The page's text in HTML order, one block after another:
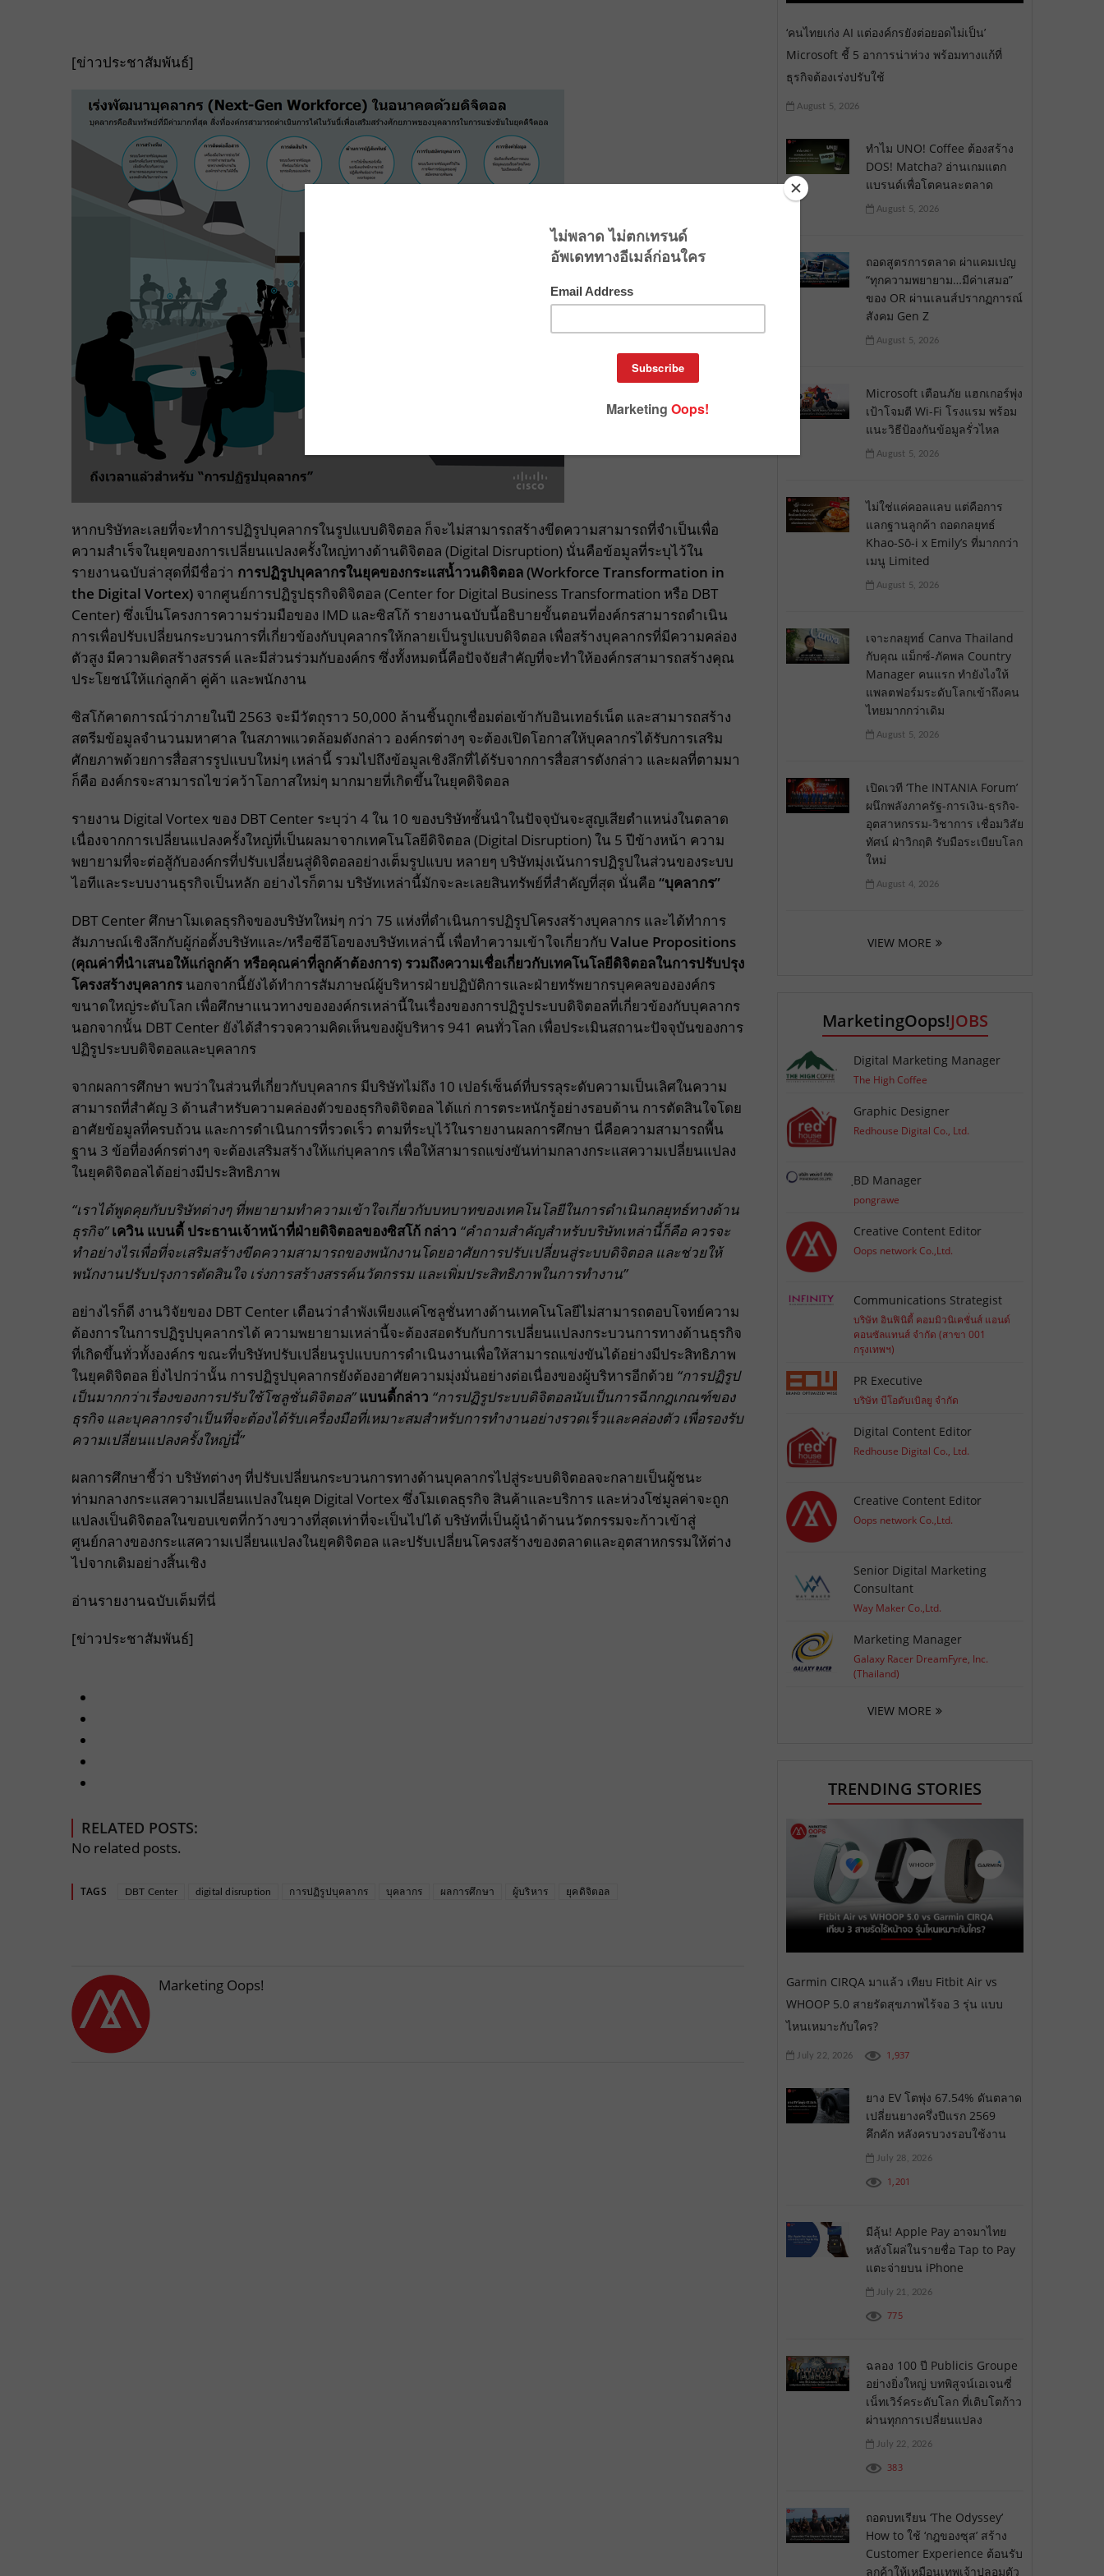
[ข่าวประชาสัมพันธ์]
หากบริษัทละเลยที่จะทำการปฏิรูปบุคลากรในรูปแบบดิจิตอล ก็จะไม่สามารถสร้างขีดความสามารถที่จำเป็นเพื่อ
ความสำเร็จในยุคของการเปลี่ยนแปลงครั้งใหญ่ทางด้านดิจิตอล (Digital Disruption) นั่นคือข้อมูลที่ระบุไว้ใน
รายงานฉบับล่าสุดที่มีชื่อว่า การปฏิรูปบุคลากรในยุคของกระแสน้ำวนดิจิตอล (Workforce Transformation in
the Digital Vortex) จากศูนย์การปฏิรูปธุรกิจดิจิตอล (Center for Digital Business Transformation หรือ DBT
Center) ซึ่งเป็นโครงการความร่วมมือของ IMD และซิสโก้ รายงานฉบับนี้อธิบายขั้นตอนที่องค์กรสามารถดำเนิน
การเพื่อปรับเปลี่ยนกระบวนการที่เกี่ยวข้องกับบุคลากรให้กลายเป็นรูปแบบดิจิตอล เพื่อสร้างบุคลากรที่มีความคล่อง
ตัวสูง มีความคิดสร้างสรรค์ และมีส่วนร่วมกับองค์กร ซึ่งทั้งหมดนี้คือปัจจัยสำคัญที่จะทำให้องค์กรสามารถสร้างคุณ
ประโยชน์ให้แก่ลูกค้า คู่ค้า และพนักงาน
ซิสโก้คาดการณ์ว่าภายในปี 2563 จะมีวัตถุราว 50,000 ล้านชิ้นถูกเชื่อมต่อเข้ากับอินเทอร์เน็ต และสามารถสร้าง
สตรีมข้อมูลจำนวนมหาศาล ในสภาพแวดล้อมดังกล่าว องค์กรต่างๆ จะต้องเปิดโอกาสให้บุคลากรได้รับการเสริม
ศักยภาพด้วยการสื่อสารรูปแบบใหม่ๆ เหล่านี้ รวมไปถึงข้อมูลเชิงลึกที่ได้รับจากการสื่อสารดังกล่าว และผลที่ตามมา
ก็คือ องค์กรจะสามารถไขว่คว้าโอกาสใหม่ๆ มากมายที่เกิดขึ้นในยุคดิจิตอล
รายงาน Digital Vortex ของ DBT Center ระบุว่า 4 ใน 10 ของบริษัทชั้นนำในปัจจุบันจะสูญเสียตำแหน่งในตลาด
เนื่องจากการเปลี่ยนแปลงครั้งใหญ่ที่เป็นผลมาจากเทคโนโลยีดิจิตอล (Digital Disruption) ใน 5 ปีข้างหน้า ความ
พยายามที่จะต่อสู้กับองค์กรที่ปรับเปลี่ยนสู่ดิจิตอลอย่างเต็มรูปแบบ หลายๆ บริษัทมุ่งเน้นการปฏิรูปในส่วนของระบบ
ไอทีและระบบงานธุรกิจเป็นหลัก อย่างไรก็ตาม บริษัทเหล่านี้มักจะละเลยสินทรัพย์ที่สำคัญที่สุด นั่นคือ “บุคลากร”
DBT Center ศึกษาโมเดลธุรกิจของบริษัทใหม่ๆ กว่า 75 แห่งที่ดำเนินการปฏิรูปโครงสร้างบุคลากร และได้ทำการ
สัมภาษณ์เชิงลึกกับผู้ก่อตั้งบริษัทและ/หรือซีอีโอของบริษัทเหล่านี้ เพื่อทำความเข้าใจเกี่ยวกับ Value Propositions
(คุณค่าที่นำเสนอให้แก่ลูกค้า หรือคุณค่าที่ลูกค้าต้องการ) รวมถึงความเชื่อเกี่ยวกับเทคโนโลยีดิจิตอลในการปรับปรุง
โครงสร้างบุคลากรนอกจากนี้ยังได้ทำการสัมภาษณ์ผู้บริหารฝ่ายปฏิบัติการและฝ่ายทรัพยากรบุคคลขององค์กร
ขนาดใหญ่ระดับโลก เพื่อศึกษาแนวทางขององค์กรเหล่านี้ในเรื่องของการปฏิรูประบบดิจิตอลที่เกี่ยวข้องกับบุคลากร
นอกจากนั้น DBT Center ยังได้สำรวจความคิดเห็นของผู้บริหาร 941 คนทั่วโลก เพื่อประเมินสถานะปัจจุบันของการ
ปฏิรูประบบดิจิตอลและบุคลากร
จากผลการศึกษา พบว่าในส่วนที่เกี่ยวกับบุคลากร มีบริษัทไม่ถึง 10 เปอร์เซ็นต์ที่บรรลุระดับความเป็นเลิศในความ
สามารถที่สำคัญ 3 ด้านสำหรับความคล่องตัวของธุรกิจดิจิตอล ได้แก่ การตระหนักรู้อย่างรอบด้าน การตัดสินใจโดย
อาศัยข้อมูลที่ครบถ้วน และการดำเนินการที่รวดเร็ว ตามที่ระบุไว้ในรายงานผลการศึกษา นี่คือความสามารถพื้น
ฐาน 3 ข้อที่องค์กรต่างๆ จะต้องเสริมสร้างให้แก่บุคลากร เพื่อให้สามารถแข่งขันท่ามกลางกระแสความเปลี่ยนแปลง
ในยุคดิจิตอลได้อย่างมีประสิทธิภาพ
“เราได้พูดคุยกับบริษัทต่างๆ ที่พยายามทำความเข้าใจเกี่ยวกับบทบาทของเทคโนโลยีในการดำเนินกลยุทธ์ทางด้าน
ธุรกิจ” เควิน แบนดี้ ประธานเจ้าหน้าที่ฝ่ายดิจิตอลของซิสโก้ กล่าว “คำถามสำคัญสำหรับบริษัทเหล่านี้ก็คือ ควรจะ
ทำอย่างไรเพื่อที่จะเสริมสร้างขีดความสามารถของพนักงานโดยอาศัยการปรับเปลี่ยนสู่ระบบดิจิตอล และช่วยให้
พนักงานปรับปรุงการตัดสินใจ เร่งการสร้างสรรค์นวัตกรรม และเพิ่มประสิทธิภาพในการทำงาน”
อย่างไรก็ดี งานวิจัยของ DBT Center เตือนว่าลำพังเพียงแค่โซลูชั่นทางด้านเทคโนโลยีไม่สามารถตอบโจทย์ความ
ต้องการในการปฏิรูปบุคลากรได้ ความพยายามเหล่านี้จะต้องสอดรับกับการเปลี่ยนแปลงกระบวนการทางด้านธุรกิจ
ที่เกิดขึ้นทั่วทั้งองค์กร ขณะที่บริษัทปรับเปลี่ยนรูปแบบการดำเนินงานเพื่อให้สามารถแข่งขันได้อย่างมีประสิทธิภาพ
ในยุคดิจิตอล ยิ่งไปกว่านั้น การปฏิรูปบุคลากรยังต้องอาศัยความมุ่งมั่นอย่างต่อเนื่องของผู้บริหารอีกด้วย “การปฏิรูป
เป็นมากกว่าเรื่องของการปรับใช้โซลูชั่นดิจิตอล”แบนดี้กล่าว “การปฏิรูประบบดิจิตอลนับเป็นการฉีกกฎเกณฑ์ของ
ธุรกิจ และบุคลากรจำเป็นที่จะต้องได้รับเครื่องมือที่เหมาะสมสำหรับการทำงานอย่างรวดเร็วและคล่องตัว เพื่อรองรับ
ความเปลี่ยนแปลงครั้งใหญ่นี้”
ผลการศึกษาชี้ว่า บริษัทต่างๆ ที่ปรับเปลี่ยนกระบวนการทางด้านบุคลากรไปสู่ระบบดิจิตอลจะกลายเป็นผู้ชนะ
ท่ามกลางกระแสความเปลี่ยนแปลงในยุค Digital Vortex ซึ่งโมเดลธุรกิจ สินค้าและบริการ และห่วงโซ่มูลค่าจะถูก
แปลงเป็นดิจิตอลในขอบเขตที่กว้างขวางที่สุดเท่าที่จะเป็นไปได้ บริษัทที่เป็นผู้นำด้านนวัตกรรมจะก้าวเข้าสู่
ศูนย์กลางของกระแสความเปลี่ยนแปลงในยุคดิจิตอล และปรับเปลี่ยนโครงสร้างของตลาดและอุตสาหกรรมให้ต่าง
ไปจากเดิมอย่างสิ้นเชิง
อ่านรายงานฉบับเต็มที่นี่
[ข่าวประชาสัมพันธ์]
RELATED POSTS:
No related posts.
TAGS DBT Center digital disruption การปฏิรูปบุคลากร บุคลากร ผลการศึกษา ผู้บริหาร ยุคดิจิตอล
Marketing Oops!
‘คนไทยเก่ง AI แต่องค์กรยังต่อยอดไม่เป็น’
Microsoft ชี้ 5 อาการน่าห่วง พร้อมทางแก้ที่
ธุรกิจต้องเร่งปรับใช้
August 5, 2026
ทำไม UNO! Coffee ต้องสร้าง
DOS! Matcha? อ่านเกมแตก
แบรนด์เพื่อโตคนละตลาด
August 5, 2026
ถอดสูตรการตลาด ผ่าแคมเปญ
“ทุกความพยายาม…มีค่าเสมอ”
ของ OR ผ่านเลนส์ปรากฏการณ์
สังคม Gen Z
August 5, 2026
Microsoft เตือนภัย แฮกเกอร์พุ่ง
เป้าโจมตี Wi-Fi โรงแรม พร้อม
แนะวิธีป้องกันข้อมูลรั่วไหล
August 5, 2026
ไม่ใช่แค่คอลแลบ แต่คือการ
แลกฐานลูกค้า ถอดกลยุทธ์
Khao-Sō-i x Emily’s ที่มากกว่า
เมนู Limited
August 5, 2026
เจาะกลยุทธ์ Canva Thailand
กับคุณ แม็กซ์-ภัคพล Country
Manager คนแรก ทำยังไงให้
แพลตฟอร์มระดับโลกเข้าถึงคน
ไทยมากกว่าเดิม
August 5, 2026
เปิดเวที ‘The INTANIA Forum’
ผนึกพลังภาครัฐ-การเงิน-ธุรกิจ-
อุตสาหกรรม-วิชาการ เชื่อมวิสัย
ทัศน์ ฝ่าวิกฤติ รับมือระเบียบโลก
ใหม่
August 4, 2026
VIEW MORE
MarketingOops!JOBS
Digital Marketing Manager
The High Coffee
Graphic Designer
Redhouse Digital Co., Ltd.
ฺBD Manager
pongrawe
Creative Content Editor
Oops network Co.,Ltd.
Communications Strategist
บริษัท อินฟินิตี้ คอมมิวนิเคชั่นส์ แอนด์
คอนซัลแทนส์ จำกัด (สาขา 001
กรุงเทพฯ)
PR Executive
บริษัท บีโอดับเบิลยู จำกัด
Digital Content Editor
Redhouse Digital Co., Ltd.
Creative Content Editor
Oops network Co.,Ltd.
Senior Digital Marketing
Consultant
Way Maker Co.,Ltd.
Marketing Manager
Galaxy Racer DreamFyre, Inc.
(Thailand)
VIEW MORE
TRENDING STORIES
Garmin CIRQA มาแล้ว เทียบ Fitbit Air vs
WHOOP 5.0 สายรัดสุขภาพไร้จอ 3 รุ่น แบบ
ไหนเหมาะกับใคร?
July 22, 2026 1,937
ยาง EV โตพุ่ง 67.54% ดันตลาด
เปลี่ยนยางครึ่งปีแรก 2569
คึกคัก หลังครบวงรอบใช้งาน
July 28, 2026
1,201
มีลุ้น! Apple Pay อาจมาไทย
หลังโผล่ในรายชื่อ Tap to Pay
แตะจ่ายบน iPhone
July 21, 2026
775
ฉลอง 100 ปี Publicis Groupe
อย่างยิ่งใหญ่ บทพิสูจน์เอเจนซี่
เน็ทเวิร์คระดับโลก ที่เติบโตก้าว
ผ่านทุกการเปลี่ยนแปลง
July 22, 2026
383
ถอดบทเรียน ‘The Odyssey’
How to ใช้ ‘กฎของซุส’ สร้าง
Customer Experience ต้อนรับ
ลูกค้าให้เหมือนเทพเจ้าปลอมตัว